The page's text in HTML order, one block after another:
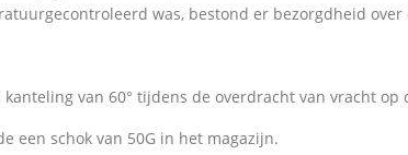
was, bestond er bezorgdheid
van 60° tijdens de overdracht van vracht op
een schok van 50G in het magazijn.